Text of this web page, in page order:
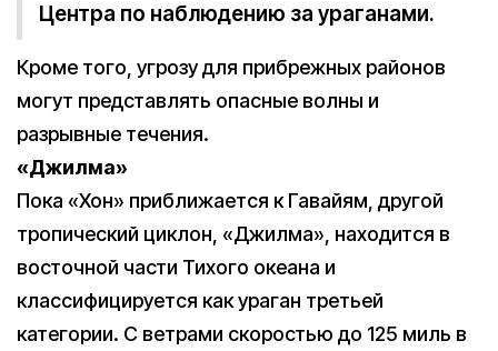
Центра по наблюдению за ураганами.
Кроме того, угрозу для прибрежных районов
могут представлять опасные волны и
разрывные течения.
«Джилма»
Пока «Хон» приближается к Гавайям, другой
тропический циклон, «Джилма», находится в
восточной части Тихого океана и
классифицируется как ураган третьей
категории. С ветрами скоростью до 125 миль в